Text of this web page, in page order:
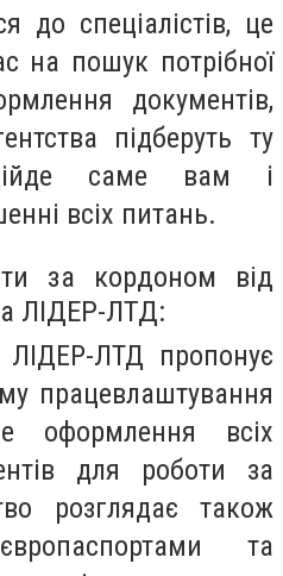
до спеціалістів, це
на пошук потрібної
документів,
підберуть ту
саме вам і
всіх питань.
за кордоном від
ЛІДЕР-ЛТД:
ЛІДЕР-ЛТД пропонує
працевлаштування
всіх
для роботи за
розглядає також
та